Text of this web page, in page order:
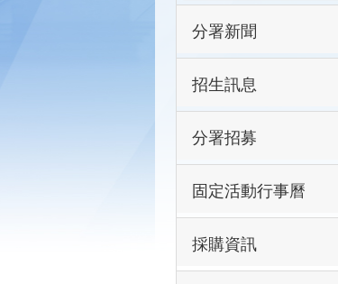
分署新聞
招生訊息
分署招募
固定活動行事曆
採購資訊